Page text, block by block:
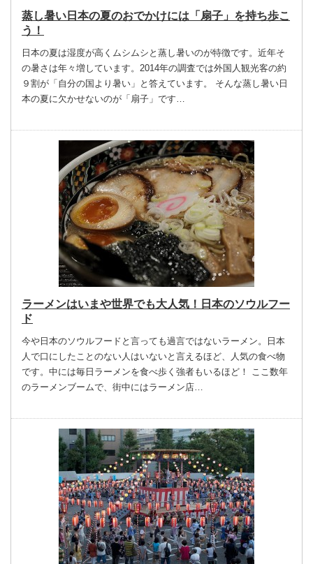
蒸し暑い日本の夏のおでかけには「扇子」を持ち歩こ
う！
日本の夏は湿度が高くムシムシと蒸し暑いのが特徴です。近年そ
の暑さは年々増しています。2014年の調査では外国人観光客の約
９割が「自分の国より暑い」と答えています。 そんな蒸し暑い日
本の夏に欠かせないのが「扇子」です…
ラーメンはいまや世界でも大人気！日本のソウルフー
ド
今や日本のソウルフードと言っても過言ではないラーメン。日本
人で口にしたことのない人はいないと言えるほど、人気の食べ物
です。中には毎日ラーメンを食べ歩く強者もいるほど！ ここ数年
のラーメンブームで、街中にはラーメン店…